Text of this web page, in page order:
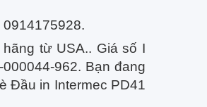
từ USA.. Giá số I
962. Bạn đang
Đầu in Intermec PD41